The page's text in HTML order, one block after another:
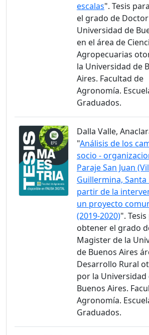
escalas". Tesis
el grado de
Universidad de
en el área de
Agropecuarias
la Universidad de
Aires. Facultad de
Agronomía.
Graduados.
Dalla Valle,
"Análisis de los
socio -
Paraje San Juan
Guillermina, Santa
partir de la
un proyecto
(2019-2020)".
obtener el grado
Magister de la
de Buenos Aires
Desarrollo Rural
por la Universidad
Buenos Aires.
Agronomía.
Graduados.